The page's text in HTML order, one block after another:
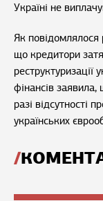
Україні не
Як повідомлялося
що кредитори
реструктуризації
фінансів заявила,
разі відсутності
українських